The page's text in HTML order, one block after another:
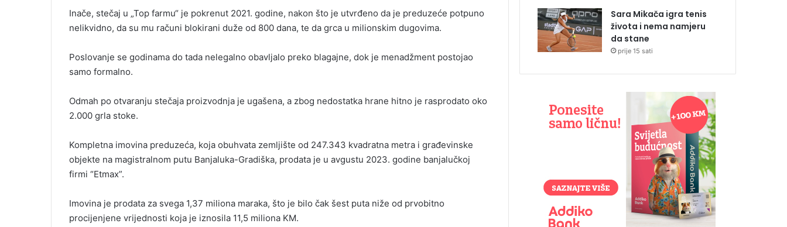
Inače, stečaj u „Top farmu“ je pokrenut 2021. godine, nakon što je utvrđeno da je preduzeće potpuno
nelikvidno, da su mu računi blokirani duže od 800 dana, te da grca u milionskim dugovima.
Poslovanje se godinama do tada nelegalno obavljalo preko blagajne, dok je menadžment postojao
samo formalno.
Odmah po otvaranju stečaja proizvodnja je ugašena, a zbog nedostatka hrane hitno je rasprodato oko
2.000 grla stoke.
Kompletna imovina preduzeća, koja obuhvata zemljište od 247.343 kvadratna metra i građevinske
objekte na magistralnom putu Banjaluka-Gradiška, prodata je u avgustu 2023. godine banjalučkoj
firmi “Etmax”.
Imovina je prodata za svega 1,37 miliona maraka, što je bilo čak šest puta niže od prvobitno
procijenjene vrijednosti koja je iznosila 11,5 miliona KM.
Sara Mikača igra tenis
života i nema namjeru
da stane
prije 15 sati